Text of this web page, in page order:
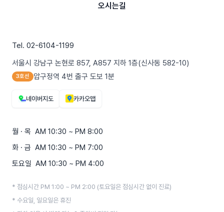
오시는길
Tel. 02-6104-1199
서울시 강남구 논현로 857, A857 지하 1층(신사동 582-10)
3호선 압구정역 4번 출구 도보 1분
네이버지도 카카오맵
월 · 목 AM 10:30 ~ PM 8:00
화 · 금 AM 10:30 ~ PM 7:00
토요일 AM 10:30 ~ PM 4:00
* 점심시간 PM 1:00 ~ PM 2:00 (토요일은 점심시간 없이 진료)
* 수요일, 일요일은 휴진